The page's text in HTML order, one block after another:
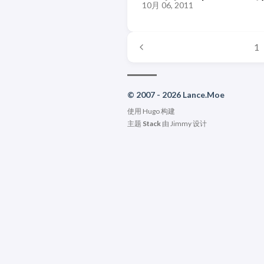
10月 06, 2011
1
© 2007 - 2026 Lance.Moe
使用 Hugo构建
主题 Stack由 Jimmy设计